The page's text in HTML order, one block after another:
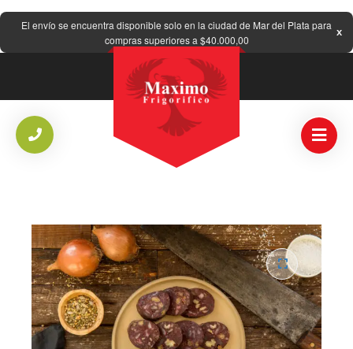
El envío se encuentra disponible solo en la ciudad de Mar del Plata para
compras superiores a $40.000,00